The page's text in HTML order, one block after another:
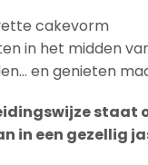
cakevorm
in het midden
en genieten
staat
in een gezellig